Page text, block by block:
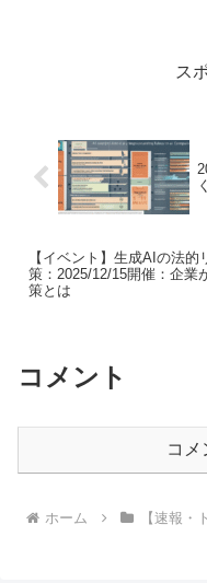
ス
【イベント】生成AIの法的
策：2025/12/15開催：企業
策とは
コメント
コメ
ホーム 【速報・